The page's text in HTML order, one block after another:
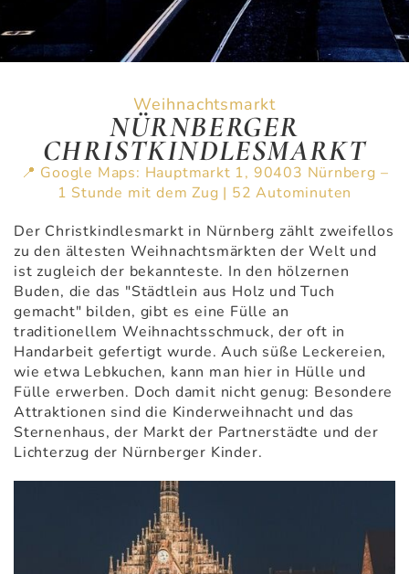
Weihnachtsmarkt
NÜRNBERGER
CHRISTKINDLESMARKT
📍 Google Maps: Hauptmarkt 1, 90403 Nürnberg –
1 Stunde mit dem Zug | 52 Autominuten
Der Christkindlesmarkt in Nürnberg zählt zweifellos
zu den ältesten Weihnachtsmärkten der Welt und
ist zugleich der bekannteste. In den hölzernen
Buden, die das "Städtlein aus Holz und Tuch
gemacht" bilden, gibt es eine Fülle an
traditionellem Weihnachtsschmuck, der oft in
Handarbeit gefertigt wurde. Auch süße Leckereien,
wie etwa Lebkuchen, kann man hier in Hülle und
Fülle erwerben. Doch damit nicht genug: Besondere
Attraktionen sind die Kinderweihnacht und das
Sternenhaus, der Markt der Partnerstädte und der
Lichterzug der Nürnberger Kinder.